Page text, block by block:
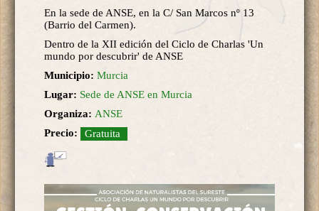
En la sede de ANSE, en la C/ San Marcos nº 13
(Barrio del Carmen).
Dentro de la XII edición del Ciclo de Charlas 'Un
mundo por descubrir' de ANSE
Municipio: Murcia
Lugar: Sede de ANSE en Murcia
Organiza: ANSE
Precio:
Gratuita